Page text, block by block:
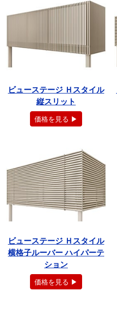
ビューステージ Ｈスタイル
縦スリット
価格を見る ▶
ビューステージ Ｈスタイル
横格子ルーバー ハイパーテ
ション
価格を見る ▶